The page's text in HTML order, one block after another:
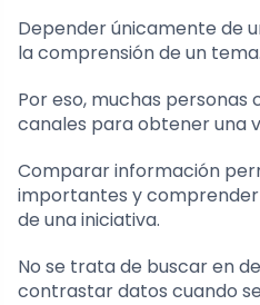
Depender únicamente de
la comprensión de un tema.
Por eso, muchas
canales para obtener una
Comparar información
importantes y
de una iniciativa.
No se trata de buscar en
contrastar datos cuando